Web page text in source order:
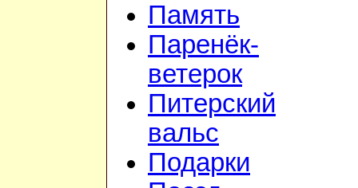
Память
Паренёк-
ветерок
Питерский
вальс
Подарки